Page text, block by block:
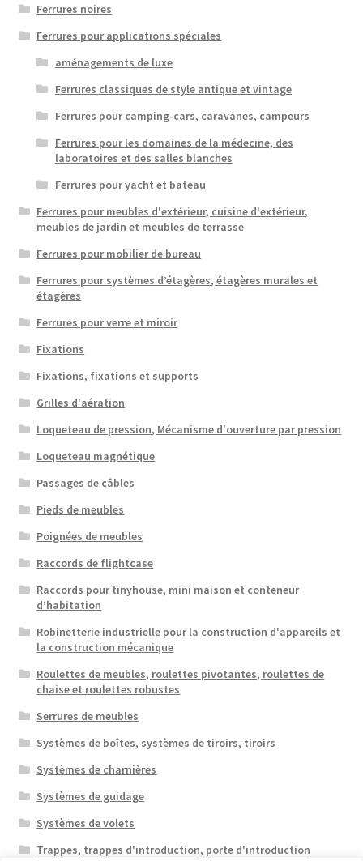
Ferrures noires
Ferrures pour applications spéciales
aménagements de luxe
Ferrures classiques de style antique et vintage
Ferrures pour camping-cars, caravanes, campeurs
Ferrures pour les domaines de la médecine, des
laboratoires et des salles blanches
Ferrures pour yacht et bateau
Ferrures pour meubles d'extérieur, cuisine d'extérieur,
meubles de jardin et meubles de terrasse
Ferrures pour mobilier de bureau
Ferrures pour systèmes d’étagères, étagères murales et
étagères
Ferrures pour verre et miroir
Fixations
Fixations, fixations et supports
Grilles d'aération
Loqueteau de pression, Mécanisme d'ouverture par pression
Loqueteau magnétique
Passages de câbles
Pieds de meubles
Poignées de meubles
Raccords de flightcase
Raccords pour tinyhouse, mini maison et conteneur
d’habitation
Robinetterie industrielle pour la construction d'appareils et
la construction mécanique
Roulettes de meubles, roulettes pivotantes, roulettes de
chaise et roulettes robustes
Serrures de meubles
Systèmes de boîtes, systèmes de tiroirs, tiroirs
Systèmes de charnières
Systèmes de guidage
Systèmes de volets
Trappes, trappes d'introduction, porte d'introduction